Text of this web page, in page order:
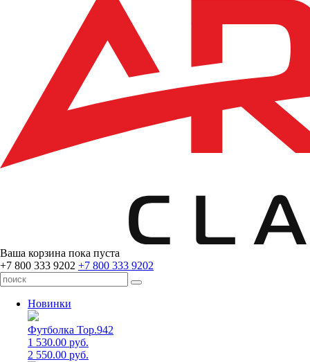
Ваша корзина пока пуста
+7 800 333 9202 +7 800 333 9202
Новинки
Футболка Top.942
1 530.00 руб.
2 550.00 руб.